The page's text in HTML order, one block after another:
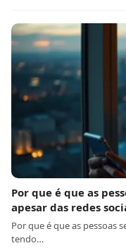
Por que é que as
apesar das redes
Por que é que as pessoas
tendo…